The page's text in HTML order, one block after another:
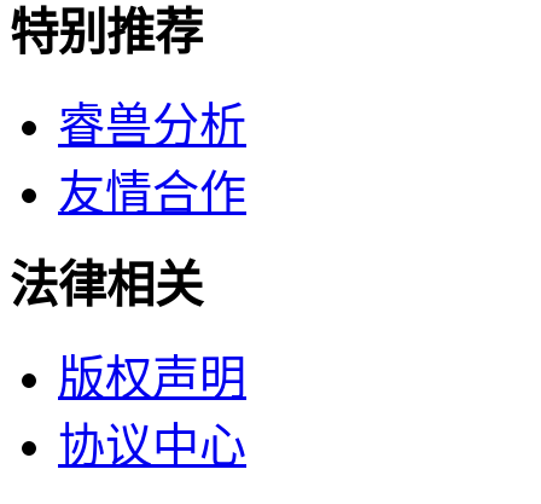
特别推荐
睿兽分析
友情合作
法律相关
版权声明
协议中心